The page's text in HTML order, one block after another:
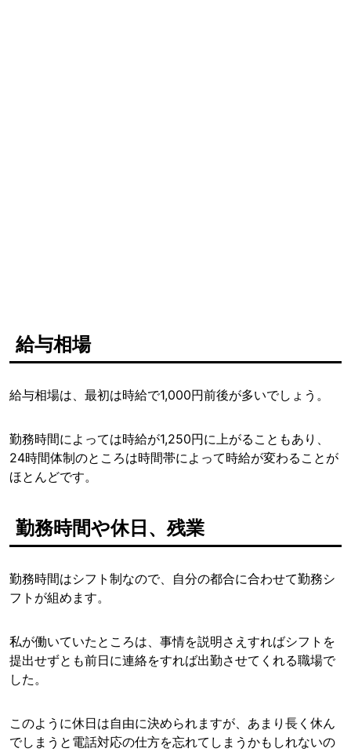
給与相場
給与相場は、最初は時給で1,000円前後が多いでしょう。
勤務時間によっては時給が1,250円に上がることもあり、
24時間体制のところは時間帯によって時給が変わることが
ほとんどです。
勤務時間や休日、残業
勤務時間はシフト制なので、自分の都合に合わせて勤務シ
フトが組めます。
私が働いていたところは、事情を説明さえすればシフトを
提出せずとも前日に連絡をすれば出勤させてくれる職場で
した。
このように休日は自由に決められますが、あまり長く休ん
でしまうと電話対応の仕方を忘れてしまうかもしれないの